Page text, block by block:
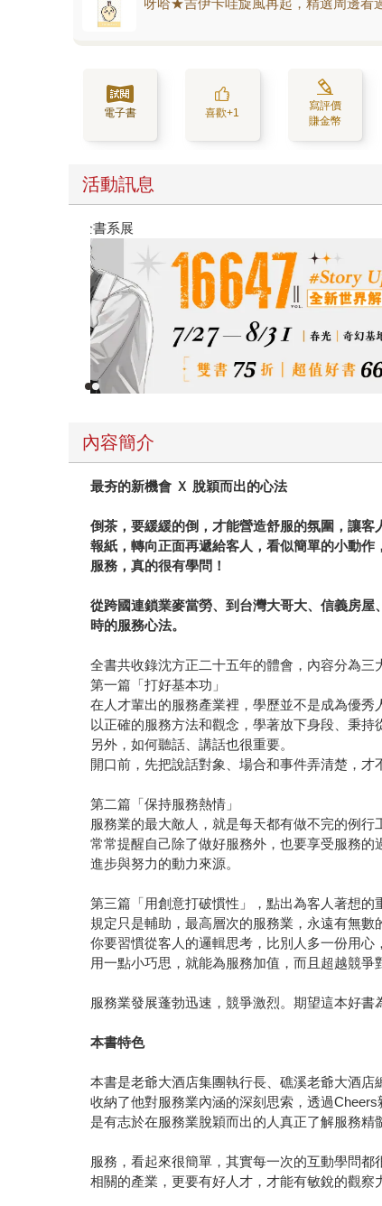
呀哈★吉伊卡哇旋風再起，精選周邊看
電子書 喜歡+1
寫評價
賺金幣
活動訊息
春光ｘ奇幻基地｜全書系展
內容簡介
最夯的新機會 Ｘ 脫穎而出的心法
倒茶，要緩緩的倒，才能營造舒服的氛圍，讓客
報紙，轉向正面再遞給客人，看似簡單的小動作
服務，真的很有學問！
從跨國連鎖業麥當勞、到台灣大哥大、信義房
時的服務心法。
全書共收錄沈方正二十五年的體會，內容分為三
第一篇「打好基本功」
在人才輩出的服務產業裡，學歷並不是成為優秀
以正確的服務方法和觀念，學著放下身段、秉持
另外，如何聽話、講話也很重要。
開口前，先把說話對象、場合和事件弄清楚，才
第二篇「保持服務熱情」
服務業的最大敵人，就是每天都有做不完的例行
常常提醒自己除了做好服務外，也要享受服務
進步與努力的動力來源。
第三篇「用創意打破慣性」，點出為客人著想的
規定只是輔助，最高層次的服務業，永遠有無數
你要習慣從客人的邏輯思考，比別人多一份用心
用一點小巧思，就能為服務加值，而且超越競爭
服務業發展蓬勃迅速，競爭激烈。期望這本好書
本書特色
本書是老爺大酒店集團執行長、礁溪老爺大酒店
收納了他對服務業內涵的深刻思索，透過
是有志於在服務業脫穎而出的人真正了解服務精
服務，看起來很簡單，其實每一次的互動學問
相關的產業，更要有好人才，才能有敏銳的觀察